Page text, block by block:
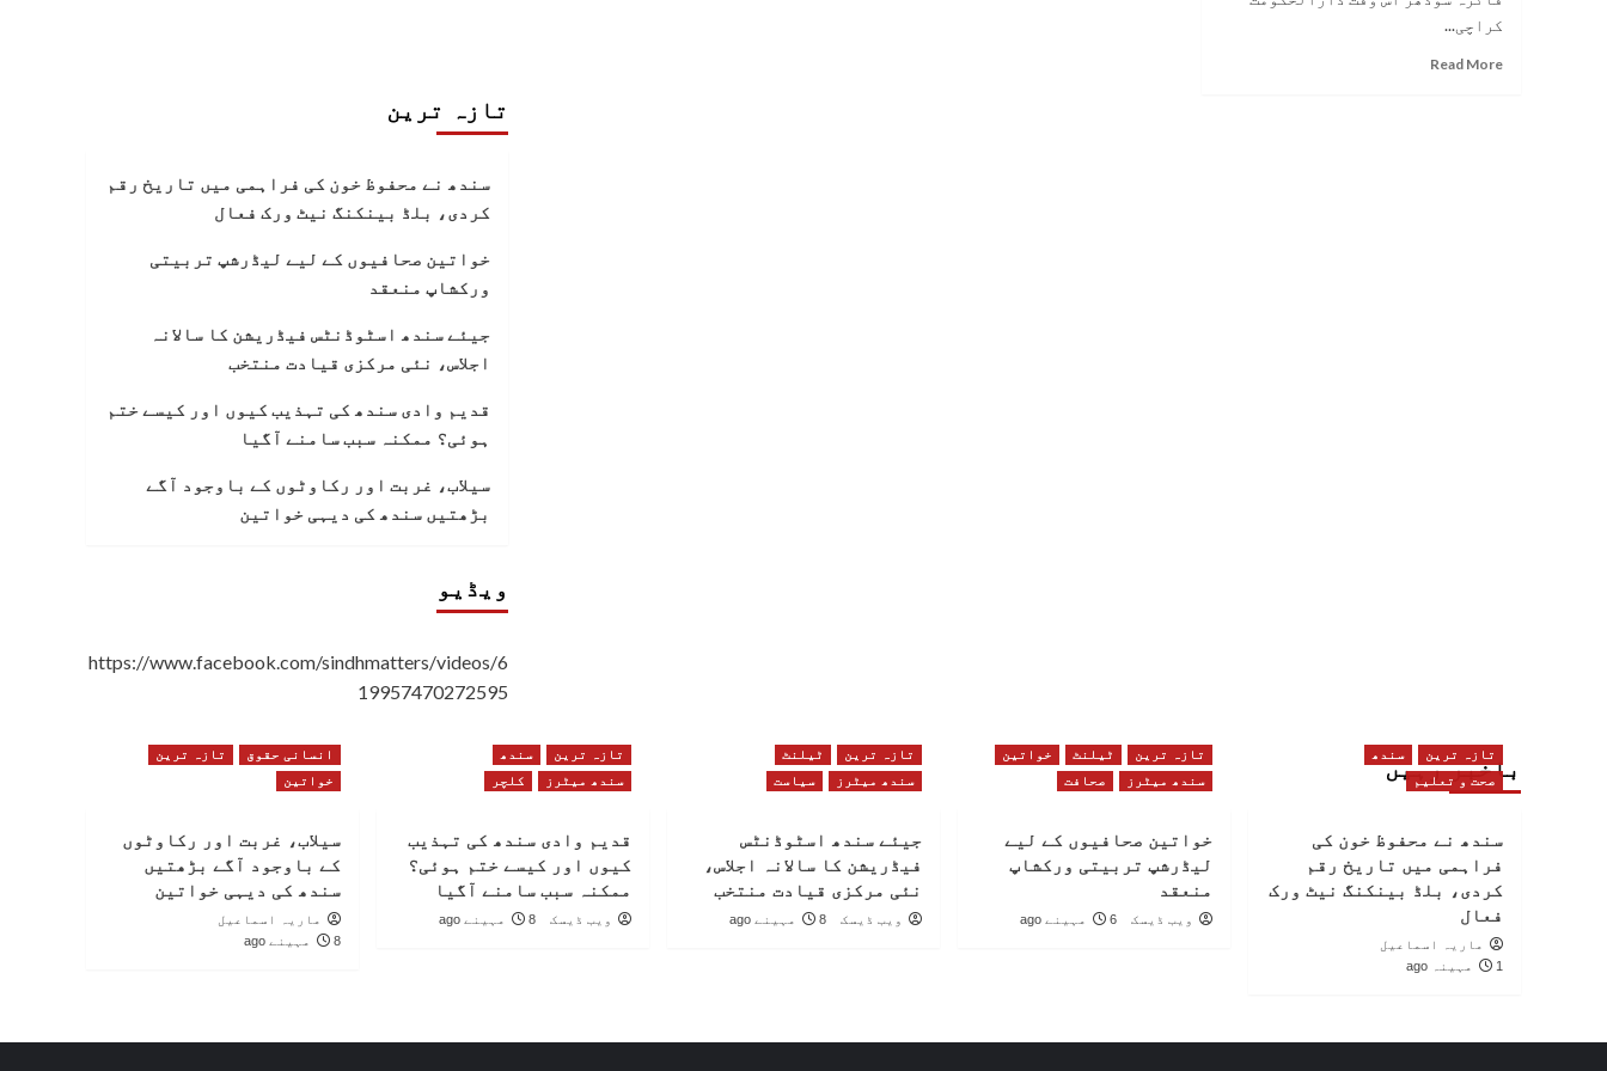
کراچی...
Read More
تازہ ترین
سندھ نے محفوظ خون کی فراہمی میں تاریخ رقم
کردی، بلڈ بینکنگ نیٹ ورک فعال
خواتین صحافیوں کے لیے لیڈرشپ تربیتی
ورکشاپ منعقد
جیئے سندھ اسٹوڈنٹس فیڈریشن کا سالانہ
اجلاس، نئی مرکزی قیادت منتخب
قدیم وادی سندھ کی تہذیب کیوں اور کیسے ختم
ہوئی؟ ممکنہ سبب سامنے آگیا
سیلاب، غربت اور رکاوٹوں کے باوجود آگے
بڑھتیں سندھ کی دیہی خواتین
ویڈیو
https://www.facebook.com/sindhmatters/videos/6
19957470272595
باخبر رہیں
تازہ ترین
سندھ
صحت و تعلیم
سندھ نے محفوظ خون کی
فراہمی میں تاریخ رقم
کردی، بلڈ بینکنگ نیٹ ورک
فعال
ماریہ اسماعیل
1 مہینہ ago
تازہ ترین ٹیلنٹ
خواتین
سندھ میٹرز
صحافت
خواتین صحافیوں کے لیے
لیڈرشپ تربیتی ورکشاپ
منعقد
ویب ڈیسک 6 مہینے ago
تازہ ترین
ٹیلنٹ
سندھ میٹرز
سیاست
جیئے سندھ اسٹوڈنٹس
فیڈریشن کا سالانہ اجلاس،
نئی مرکزی قیادت منتخب
ویب ڈیسک 8 مہینے ago
تازہ ترین
سندھ
سندھ میٹرز
کلچر
قدیم وادی سندھ کی تہذیب
کیوں اور کیسے ختم ہوئی؟
ممکنہ سبب سامنے آگیا
ویب ڈیسک 8 مہینے ago
انسانی حقوق
تازہ ترین
خواتین
سیلاب، غربت اور رکاوٹوں
کے باوجود آگے بڑھتیں
سندھ کی دیہی خواتین
ماریہ اسماعیل
8 مہینے ago